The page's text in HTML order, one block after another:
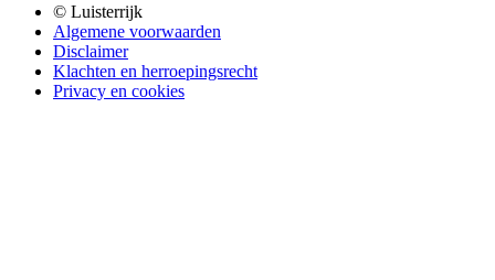
© Luisterrijk
Algemene voorwaarden
Disclaimer
Klachten en herroepingsrecht
Privacy en cookies